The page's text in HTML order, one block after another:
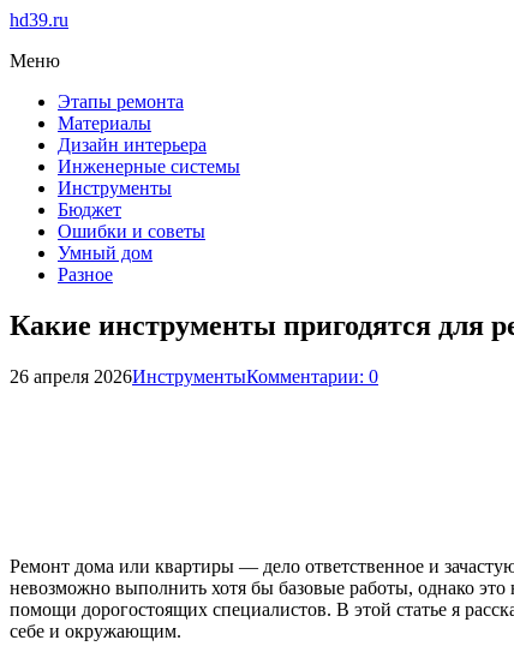
hd39.ru
Меню
Этапы ремонта
Материалы
Дизайн интерьера
Инженерные системы
Инструменты
Бюджет
Ошибки и советы
Умный дом
Разное
Какие инструменты пригодятся для
26 апреля 2026ИнструментыКомментарии: 0
Ремонт дома или квартиры — дело ответственное и
невозможно выполнить хотя бы базовые работы, однако
помощи дорогостоящих специалистов. В этой статье я
себе и окружающим.